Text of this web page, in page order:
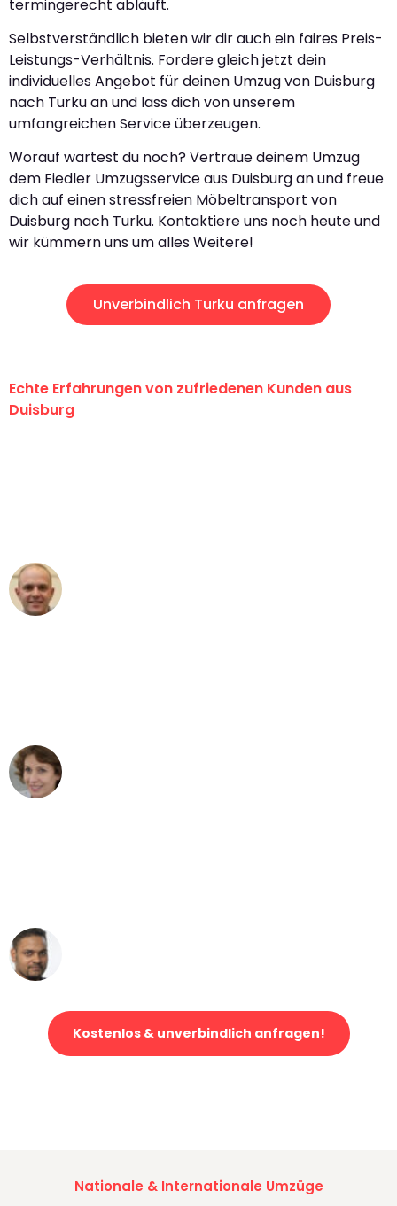
termingerecht abläuft.
Selbstverständlich bieten wir dir auch ein faires Preis-
Leistungs-Verhältnis. Fordere gleich jetzt dein
individuelles Angebot für deinen Umzug von Duisburg
nach Turku an und lass dich von unserem
umfangreichen Service überzeugen.
Worauf wartest du noch? Vertraue deinem Umzug
dem Fiedler Umzugsservice aus Duisburg an und freue
dich auf einen stressfreien Möbeltransport von
Duisburg nach Turku. Kontaktiere uns noch heute und
wir kümmern uns um alles Weitere!
Unverbindlich Turku anfragen
Echte Erfahrungen von zufriedenen Kunden aus
Duisburg
Kostenlos & unverbindlich anfragen!
Nationale & Internationale Umzüge